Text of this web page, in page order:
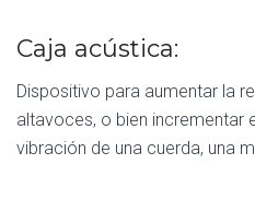
Caja acústica:
Dispositivo para aumentar la
altavoces, o bien incrementar
vibración de una cuerda, una